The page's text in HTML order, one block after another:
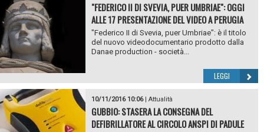
"FEDERICO II DI SVEVIA, PUER UMBRIAE": OGGI
ALLE 17 PRESENTAZIONE DEL VIDEO A PERUGIA
"Federico II di Svevia, puer Umbriae": è il titolo
del nuovo videodocumentario prodotto dalla
Danae production - società...
LEGGI
10/11/2016 10:06| Attualità
GUBBIO: STASERA LA CONSEGNA DEL
DEFIBRILLATORE AL CIRCOLO ANSPI DI PADULE